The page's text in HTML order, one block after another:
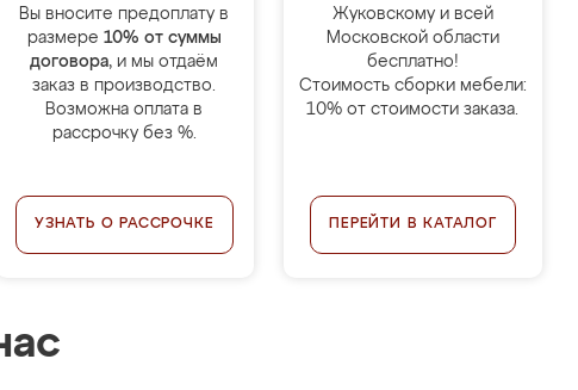
Вы вносите предоплату в
размере 10% от суммы
договора, и мы отдаём
заказ в производство.
Возможна оплата в
рассрочку без %.
УЗНАТЬ О РАССРОЧКЕ
Жуковскому и всей
Московской области
бесплатно!
Стоимость сборки мебели:
10% от стоимости заказа.
ПЕРЕЙТИ В КАТАЛОГ